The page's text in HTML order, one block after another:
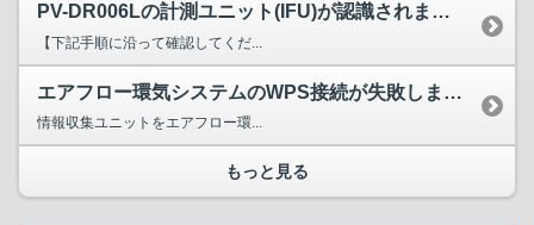
PV-DR006Lの計測ユニット(IFU)が認識されません。
【下記手順に沿って確認してくだ...
エアフロー環気システムのWPS接続が失敗します。
情報収集ユニットをエアフロー環...
もっと見る